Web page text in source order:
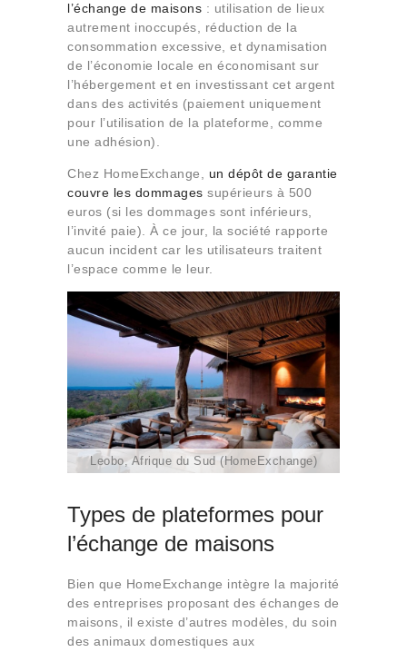
l’échange de maisons : utilisation de lieux
autrement inoccupés, réduction de la
consommation excessive, et dynamisation
de l’économie locale en économisant sur
l’hébergement et en investissant cet argent
dans des activités (paiement uniquement
pour l’utilisation de la plateforme, comme
une adhésion).
Chez HomeExchange, un dépôt de garantie
couvre les dommages supérieurs à 500
euros (si les dommages sont inférieurs,
l’invité paie). À ce jour, la société rapporte
aucun incident car les utilisateurs traitent
l’espace comme le leur.
Leobo, Afrique du Sud (HomeExchange)
Types de plateformes pour
l’échange de maisons
Bien que HomeExchange intègre la majorité
des entreprises proposant des échanges de
maisons, il existe d’autres modèles, du soin
des animaux domestiques aux